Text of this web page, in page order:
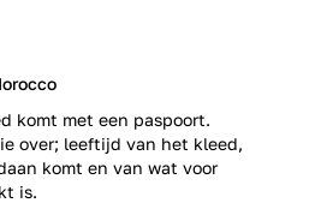
komt met een paspoort.
over; leeftijd van het kleed,
komt en van wat voor
is.